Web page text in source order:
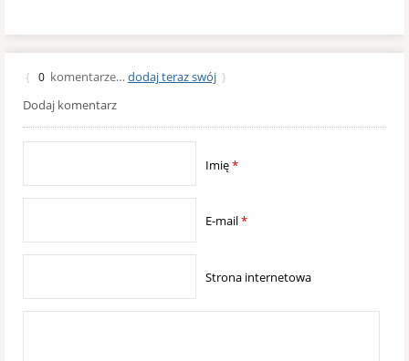
{ 0 komentarze… dodaj teraz swój }
Dodaj komentarz
Imię*
E-mail*
Strona internetowa